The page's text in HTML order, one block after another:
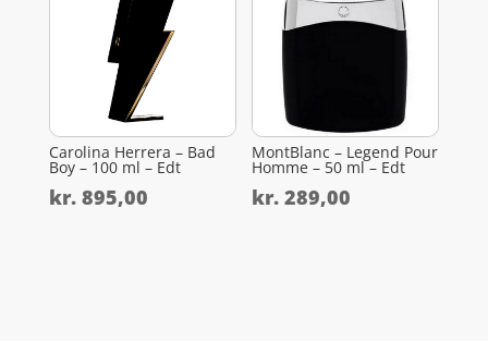
Carolina Herrera – Bad
Boy – 100 ml – Edt
kr.895,00
MontBlanc – Legend Pour
Homme – 50 ml – Edt
kr. 289,00